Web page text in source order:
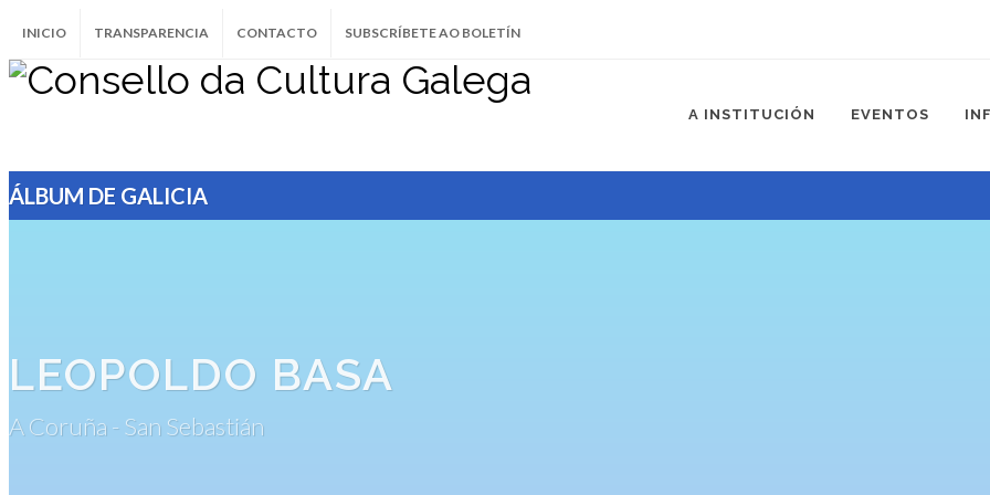
INICIO TRANSPARENCIA CONTACTO SUBSCRÍBETE AO BOLETÍN
A INSTITUCIÓN EVENTOS
ÁLBUM DE GALICIA
LEOPOLDO BASA
A Coruña - San Sebastián